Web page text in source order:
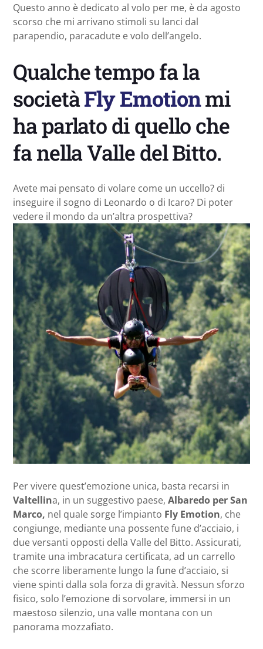
Questo anno è dedicato al volo per me, è da agosto
scorso che mi arrivano stimoli su lanci dal
parapendio, paracadute e volo dell’angelo.
Qualche tempo fa la
societàFly Emotionmi
ha parlato di quello che
fa nella Valle del Bitto.
Avete mai pensato di volare come un uccello? di
inseguire il sogno di Leonardo o di Icaro? Di poter
vedere il mondo da un’altra prospettiva?
Per vivere quest’emozione unica, basta recarsi in
Valtellina, in un suggestivo paese, Albaredo per San
Marco, nel quale sorge l’impianto Fly Emotion, che
congiunge, mediante una possente fune d’acciaio, i
due versanti opposti della Valle del Bitto. Assicurati,
tramite una imbracatura certificata, ad un carrello
che scorre liberamente lungo la fune d’acciaio, si
viene spinti dalla sola forza di gravità. Nessun sforzo
fisico, solo l’emozione di sorvolare, immersi in un
maestoso silenzio, una valle montana con un
panorama mozzafiato.